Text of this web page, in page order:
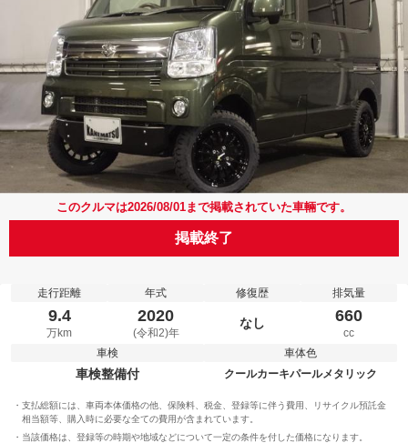
このクルマは2026/08/01まで掲載されていた車輛です。
掲載終了
走行距離
9.4
万km
年式
2020
(令和2)年
修復歴
なし
排気量
660
cc
車検
車検整備付
車体色
クールカーキパールメタリック
支払総額には、車両本体価格の他、保険料、税金、登録等に伴う費用、リサイクル預託金
相当額等、購入時に必要な全ての費用が含まれています。
当該価格は、登録等の時期や地域などについて一定の条件を付した価格になります。